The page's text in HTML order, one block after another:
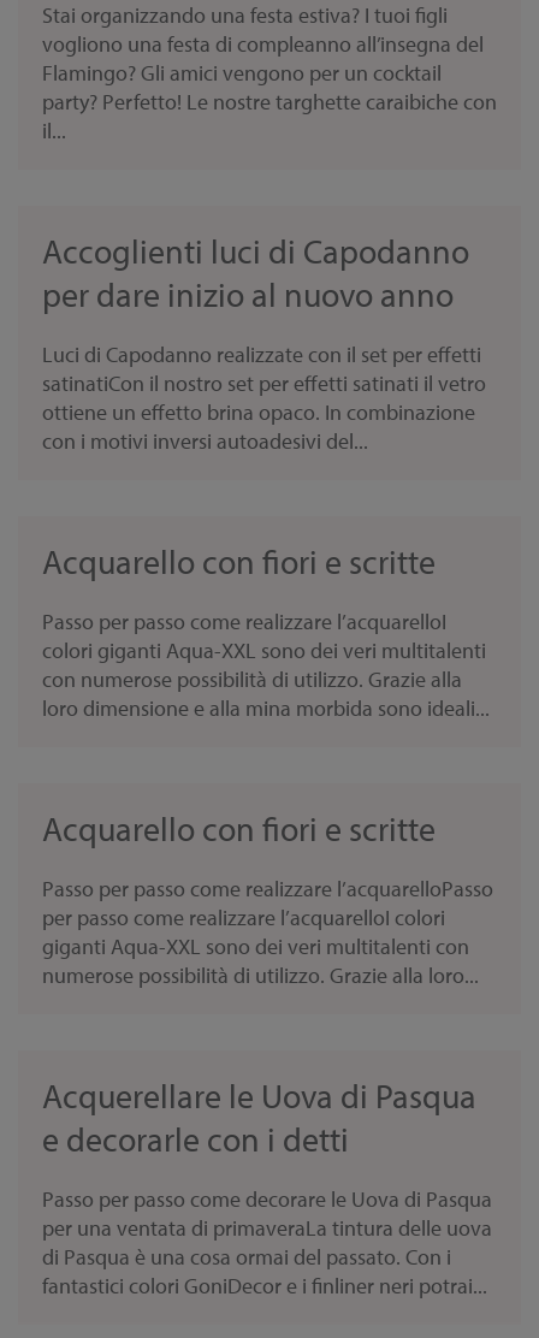
Stai organizzando una festa estiva? I tuoi figli
vogliono una festa di compleanno all’insegna del
Flamingo? Gli amici vengono per un cocktail
party? Perfetto! Le nostre targhette caraibiche con
il...
Accoglienti luci di Capodanno
per dare inizio al nuovo anno
Luci di Capodanno realizzate con il set per effetti
satinatiCon il nostro set per effetti satinati il vetro
ottiene un effetto brina opaco. In combinazione
con i motivi inversi autoadesivi del...
Acquarello con fiori e scritte
Passo per passo come realizzare l’acquarelloI
colori giganti Aqua-XXL sono dei veri multitalenti
con numerose possibilità di utilizzo. Grazie alla
loro dimensione e alla mina morbida sono ideali...
Acquarello con fiori e scritte
Passo per passo come realizzare l’acquarelloPasso
per passo come realizzare l’acquarelloI colori
giganti Aqua-XXL sono dei veri multitalenti con
numerose possibilità di utilizzo. Grazie alla loro...
Acquerellare le Uova di Pasqua
e decorarle con i detti
Passo per passo come decorare le Uova di Pasqua
per una ventata di primaveraLa tintura delle uova
di Pasqua è una cosa ormai del passato. Con i
fantastici colori GoniDecor e i finliner neri potrai...